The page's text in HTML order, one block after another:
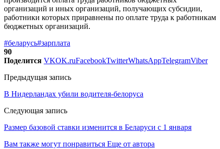
организаций и иных организаций, получающих субсидии,
работники которых приравнены по оплате труда к работникам
бюджетных организаций.
#беларусь#зарплата
90
Поделится VKOK.ruFacebookTwitterWhatsAppTelegramViber
Предыдущая запись
В Нидерландах убили водителя-белоруса
Следующая запись
Размер базовой ставки изменится в Беларуси с 1 января
Вам также могут понравиться Еще от автора